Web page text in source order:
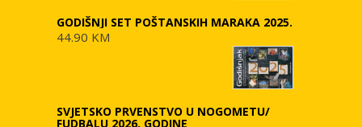
GODIŠNJI SET POŠTANSKIH MARAKA 2025.
44.90 KM
SVJETSKO PRVENSTVO U NOGOMETU/
FUDBALU 2026. GODINE